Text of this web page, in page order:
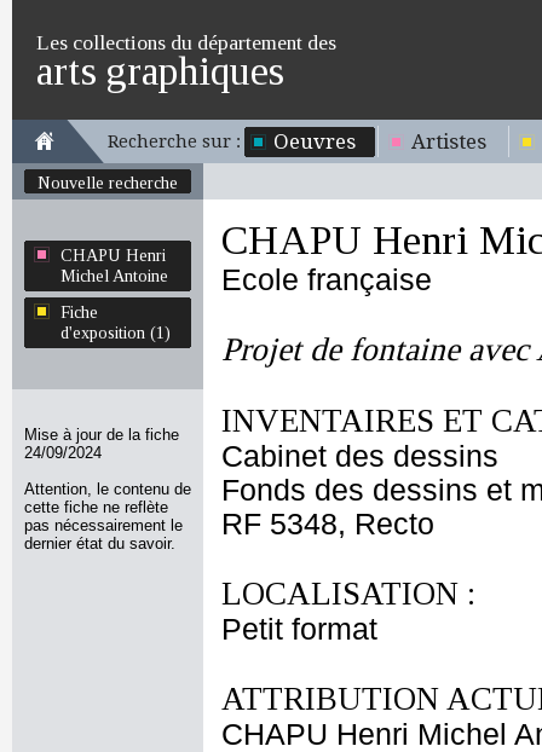
Les collections du département des
arts graphiques
Recherche sur : Oeuvres Artistes
Nouvelle recherche
CHAPU Henri
Michel Antoine
Fiche
d'exposition (1)
Mise à jour de la fiche
24/09/2024
Attention, le contenu de
cette fiche ne reflète
pas nécessairement le
dernier état du savoir.
CHAPU Henri
Ecole française
Projet de fontaine
INVENTAIRES ET
Cabinet des dessins
Fonds des dessins et
RF 5348, Recto
LOCALISATION :
Petit format
ATTRIBUTION
CHAPU Henri Michel